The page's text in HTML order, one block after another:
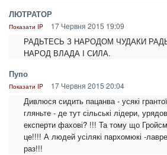
ЛЮТРАТОР
Показати IP 17 Червня 2015 19:09
РАДЬТЕСЬ З НАРОДОМ ЧУДАКИ
НАРОД ВЛАДА І СИЛА.
Пупо
Показати IP 17 Червня 2015 20:04
Дивлюся сидить пацанва - усякі
гляньте - де тут сільські лідери,
експерти фахові? !!! Та тому що
це!!!! А людей усілякі пархомюкі -
раз!!!